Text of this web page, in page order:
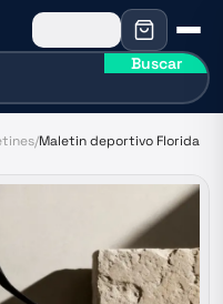
Buscar
/Maletin deportivo Florida